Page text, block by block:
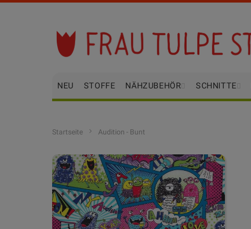
Inhalt
springen
NEU STOFFE NÄHZUBEHÖR SCHNITTE
Startseite Audition - Bunt
Zum
Ende
der
Bildgalerie
springen